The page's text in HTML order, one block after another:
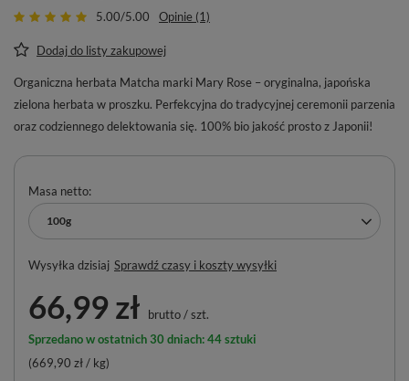
5.00/5.00 Opinie (1)
Dodaj do listy zakupowej
Organiczna herbata Matcha marki Mary Rose – oryginalna, japońska
zielona herbata w proszku. Perfekcyjna do tradycyjnej ceremonii parzenia
oraz codziennego delektowania się. 100% bio jakość prosto z Japonii!
Masa netto
100g
Wysyłka dzisiaj Sprawdź czasy i koszty wysyłki
66,99 zł brutto/szt.
Sprzedano w ostatnich 30 dniach: 44 sztuki
(669,90 zł / kg)